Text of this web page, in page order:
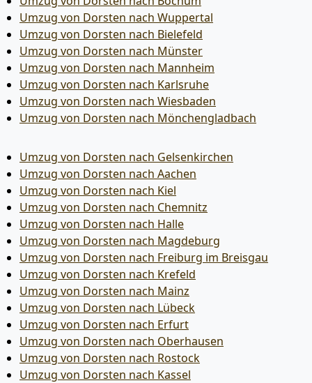
Umzug von Dorsten nach Wuppertal
Umzug von Dorsten nach Bielefeld
Umzug von Dorsten nach Münster
Umzug von Dorsten nach Mannheim
Umzug von Dorsten nach Karlsruhe
Umzug von Dorsten nach Wiesbaden
Umzug von Dorsten nach Mönchen­gladbach
Umzug von Dorsten nach Gelsenkirchen
Umzug von Dorsten nach Aachen
Umzug von Dorsten nach Kiel
Umzug von Dorsten nach Chemnitz
Umzug von Dorsten nach Halle
Umzug von Dorsten nach Magdeburg
Umzug von Dorsten nach Freiburg im Breisgau
Umzug von Dorsten nach Krefeld
Umzug von Dorsten nach Mainz
Umzug von Dorsten nach Lübeck
Umzug von Dorsten nach Erfurt
Umzug von Dorsten nach Oberhausen
Umzug von Dorsten nach Rostock
Umzug von Dorsten nach Kassel